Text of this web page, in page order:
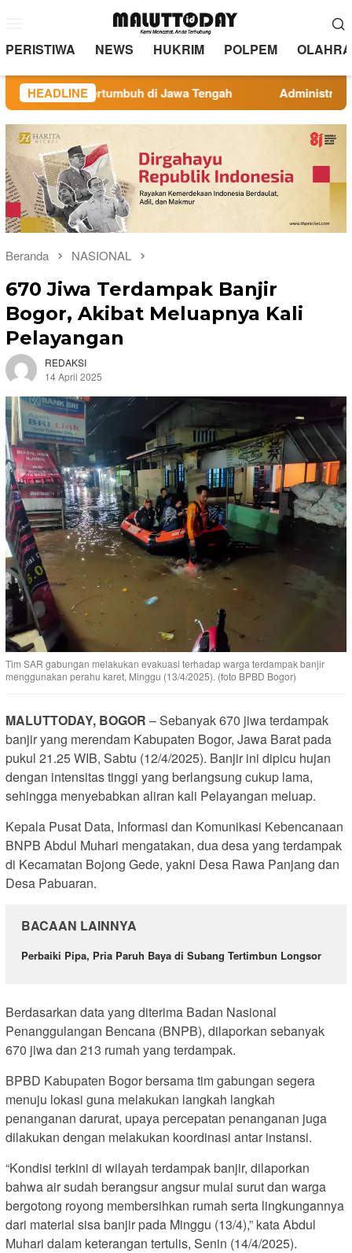
kontenMobile
PERISTIWA NEWS HUKRIM POLPEM
HEADLINE
Bertumbuh di Jawa Tengah Administrasi Veteran
Beranda NASIONAL
670 Jiwa Terdampak Banjir
Bogor, Akibat Meluapnya Kali
Pelayangan
REDAKSI
14 April 2025
Tim SAR gabungan melakukan evakuasi terhadap warga terdampak banjir
menggunakan perahu karet, Minggu (13/4/2025). (foto BPBD Bogor)
MALUTTODAY, BOGOR – Sebanyak 670 jiwa terdampak
banjir yang merendam Kabupaten Bogor, Jawa Barat pada
pukul 21.25 WIB, Sabtu (12/4/2025). Banjir ini dipicu hujan
dengan intensitas tinggi yang berlangsung cukup lama,
sehingga menyebabkan aliran kali Pelayangan meluap.
Kepala Pusat Data, Informasi dan Komunikasi Kebencanaan
BNPB Abdul Muhari mengatakan, dua desa yang terdampak
di Kecamatan Bojong Gede, yakni Desa Rawa Panjang dan
Desa Pabuaran.
BACAAN LAINNYA
Perbaiki Pipa, Pria Paruh Baya di Subang Tertimbun Longsor
Berdasarkan data yang diterima Badan Nasional
Penanggulangan Bencana (BNPB), dilaporkan sebanyak
670 jiwa dan 213 rumah yang terdampak.
BPBD Kabupaten Bogor bersama tim gabungan segera
menuju lokasi guna melakukan langkah langkah
penanganan darurat, upaya percepatan penanganan juga
dilakukan dengan melakukan koordinasi antar instansi.
“Kondisi terkini di wilayah terdampak banjir, dilaporkan
bahwa air sudah berangsur angsur mulai surut dan warga
bergotong royong membersihkan rumah serta lingkungannya
dari material sisa banjir pada Minggu (13/4),” kata Abdul
Muhari dalam keterangan tertulis, Senin (14/4/2025).